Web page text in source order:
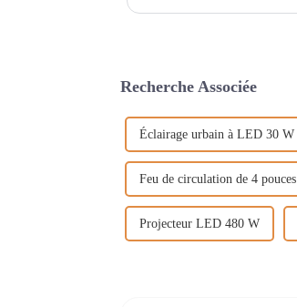
Recherche Associée
Éclairage urbain à LED 30 W
Feu de circulation de 4 pouces
Projecteur LED 480 W